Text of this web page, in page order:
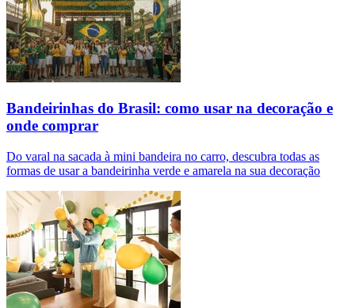
Bandeirinhas do Brasil: como usar na decoração e
onde comprar
Do varal na sacada à mini bandeira no carro, descubra todas as
formas de usar a bandeirinha verde e amarela na sua decoração